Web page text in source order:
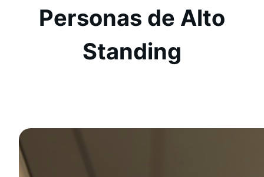
Personas de Alto
Standing